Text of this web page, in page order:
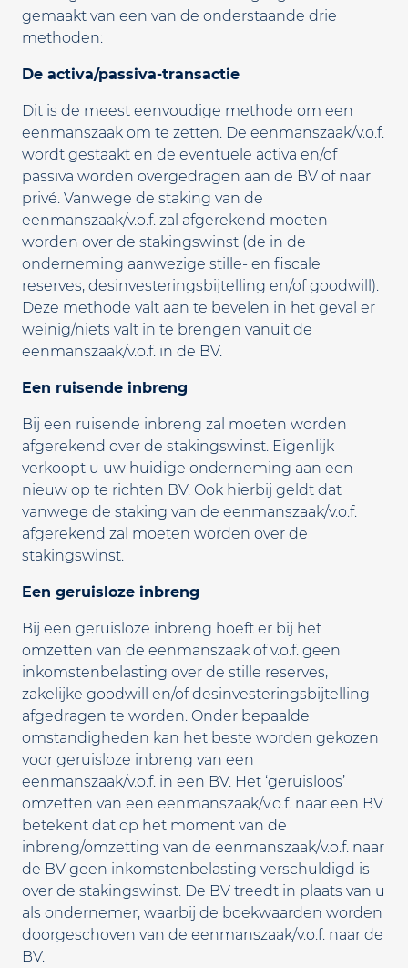
gemaakt van een van de onderstaande drie
methoden:
De activa/passiva-transactie
Dit is de meest eenvoudige methode om een
eenmanszaak om te zetten. De eenmanszaak/v.o.f.
wordt gestaakt en de eventuele activa en/of
passiva worden overgedragen aan de BV of naar
privé. Vanwege de staking van de
eenmanszaak/v.o.f. zal afgerekend moeten
worden over de stakingswinst (de in de
onderneming aanwezige stille- en fiscale
reserves, desinvesteringsbijtelling en/of goodwill).
Deze methode valt aan te bevelen in het geval er
weinig/niets valt in te brengen vanuit de
eenmanszaak/v.o.f. in de BV.
Een ruisende inbreng
Bij een ruisende inbreng zal moeten worden
afgerekend over de stakingswinst. Eigenlijk
verkoopt u uw huidige onderneming aan een
nieuw op te richten BV. Ook hierbij geldt dat
vanwege de staking van de eenmanszaak/v.o.f.
afgerekend zal moeten worden over de
stakingswinst.
Een geruisloze inbreng
Bij een geruisloze inbreng hoeft er bij het
omzetten van de eenmanszaak of v.o.f. geen
inkomstenbelasting over de stille reserves,
zakelijke goodwill en/of desinvesteringsbijtelling
afgedragen te worden. Onder bepaalde
omstandigheden kan het beste worden gekozen
voor geruisloze inbreng van een
eenmanszaak/v.o.f. in een BV. Het ‘geruisloos’
omzetten van een eenmanszaak/v.o.f. naar een BV
betekent dat op het moment van de
inbreng/omzetting van de eenmanszaak/v.o.f. naar
de BV geen inkomstenbelasting verschuldigd is
over de stakingswinst. De BV treedt in plaats van u
als ondernemer, waarbij de boekwaarden worden
doorgeschoven van de eenmanszaak/v.o.f. naar de
BV.